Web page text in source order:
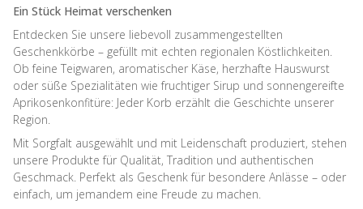
Ein Stück Heimat verschenken
Entdecken Sie unsere liebevoll zusammengestellten
Geschenkkörbe – gefüllt mit echten regionalen Köstlichkeiten.
Ob feine Teigwaren, aromatischer Käse, herzhafte Hauswurst
oder süße Spezialitäten wie fruchtiger Sirup und sonnengereifte
Aprikosenkonfitüre: Jeder Korb erzählt die Geschichte unserer
Region.
Mit Sorgfalt ausgewählt und mit Leidenschaft produziert, stehen
unsere Produkte für Qualität, Tradition und authentischen
Geschmack. Perfekt als Geschenk für besondere Anlässe – oder
einfach, um jemandem eine Freude zu machen.